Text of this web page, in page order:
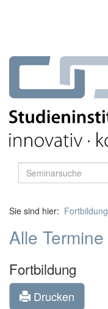
Sie sind hier: Fortbildung
Alle Termine
Fortbildung
Drucken